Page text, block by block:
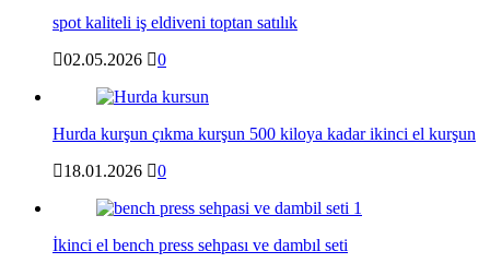
spot kaliteli iş eldiveni toptan satılık
02.05.2026
0
Hurda kurşun çıkma kurşun 500 kiloya kadar ikinci el kurşun
18.01.2026
0
İkinci el bench press sehpası ve dambıl seti